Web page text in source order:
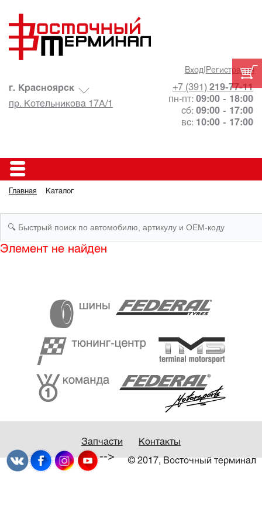
Вход| Регистрация
+7 (391) 219-77-11
пн-пт: 09:00 - 18:00
сб: 09:00 - 17:00
вс: 10:00 - 17:00
г. Красноярск
пр. Котельникова 17А/1
Главная Каталог
Элемент не найден
Запчасти Контакты
© 2017, Восточный терминал
-->